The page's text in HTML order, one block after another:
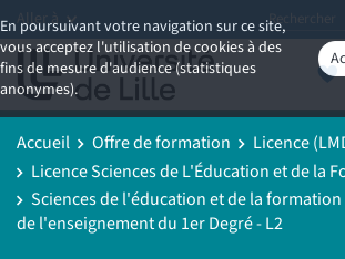
En poursuivant votre navigation sur ce site,
vous acceptez l'utilisation de cookies à des
fins de mesure d'audience (statistiques
anonymes).
Aller à
Accueil Offre de formation
Licence
Licence Sciences de L'Éducation et de la
Sciences de l'éducation et de la
de l'enseignement du 1er Degré - L2